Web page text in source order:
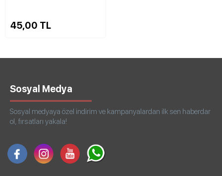
45,00 TL
Sosyal Medya
Sosyal medyaya özel indirim ve kampanyalardan ilk sen haberdar
ol, fırsatları yakala!